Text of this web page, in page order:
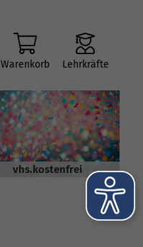
Warenkorb Lehrkräfte
vhs.kostenfrei